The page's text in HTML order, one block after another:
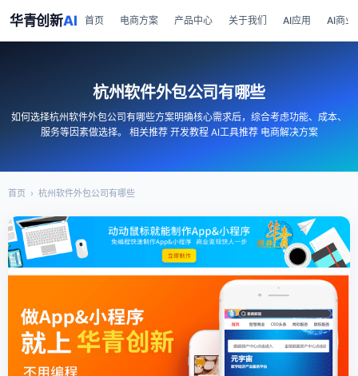
华青创新AI 首页 电商方案 产品中心 关于我们 AI应用 AI商业
杭州软件外包公司有哪些
如何选择杭州软件外包公司有哪些方案明确核心需求后，综合考虑功能、成本、
服务等因素做选择。 相关推荐 开发教程 AI工具推荐 电商解决方案
首页 › 杭州软件外包公司有哪些